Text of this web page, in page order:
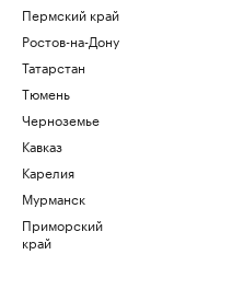
Пермский край
Ростов-на-Дону
Татарстан
Тюмень
Черноземье
Кавказ
Карелия
Мурманск
Приморский
край